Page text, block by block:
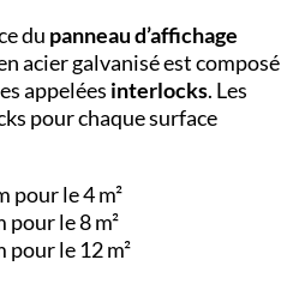
du panneau d’affichage
acier galvanisé est composé
appelées interlocks. Les
pour chaque surface
pour le 4 m²
pour le 8 m²
pour le 12 m²